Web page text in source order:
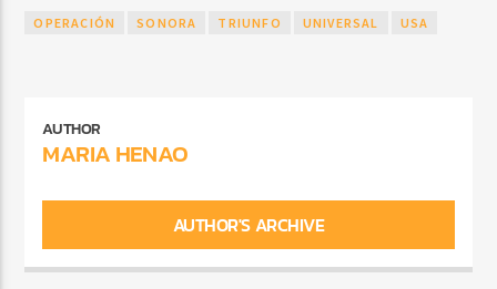
OPERACIÓN SONORA TRIUNFO UNIVERSAL USA
AUTHOR
MARIA HENAO
AUTHOR'S ARCHIVE